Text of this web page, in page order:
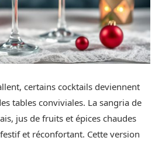
certains cocktails deviennent
tables conviviales. La sangria de
jus de fruits et épices chaudes
et réconfortant. Cette version